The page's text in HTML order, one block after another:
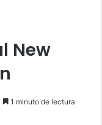
New
1 minuto de lectura